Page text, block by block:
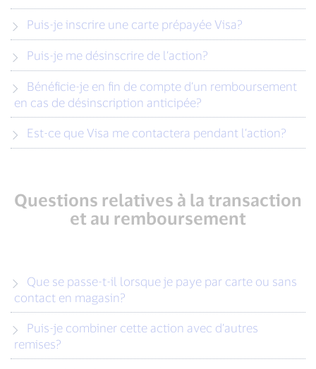
Puis-je inscrire une carte prépayée Visa?
Puis-je me désinscrire de l’action?
en cas de désinscription anticipée?
Est-ce que Visa me contactera pendant l’action?
Questions relatives à la transaction
et au remboursement
contact en magasin?
remises?